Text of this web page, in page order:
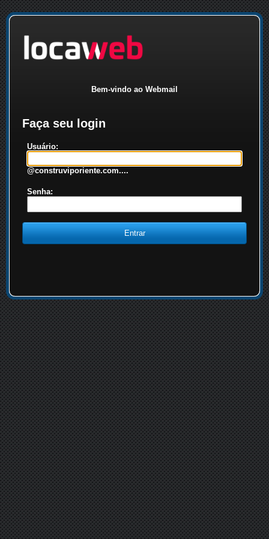
Bem-vindo ao Webmail
Faça seu login
Usuário:
@construviporiente.com....
Senha: